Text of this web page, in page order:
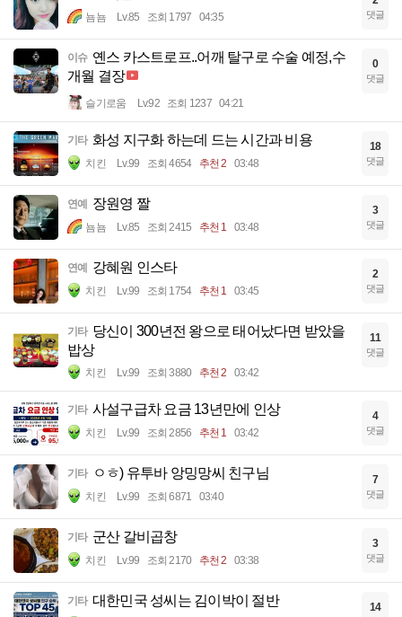
뇸뇸 Lv.85 조회 1797 04:35 댓글
이슈 옌스 카스트로프..어깨 탈구로 수술 예정,수
개월 결장
슬기로움 Lv.92 조회 1237 04:21
0
댓글
기타 화성 지구화 하는데 드는 시간과 비용
치킨 Lv.99 조회 4654 추천 2 03:48
18
댓글
연예 장원영 짤
뇸뇸 Lv.85 조회 2415 추천 1 03:48
3
댓글
연예 강혜원 인스타
치킨 Lv.99 조회 1754 추천 1 03:45
2
댓글
기타 당신이 300년전 왕으로 태어났다면 받았을
밥상
치킨 Lv.99 조회 3880 추천 2 03:42
11
댓글
기타 사설구급차 요금 13년만에 인상
치킨 Lv.99 조회 2856 추천 1 03:42
4
댓글
기타 ㅇㅎ) 유투바 앙밍망씨 친구님
치킨 Lv.99 조회 6871 03:40
7
댓글
기타 군산 갈비곱창
치킨 Lv.99 조회 2170 추천 2 03:38
3
댓글
기타 대한민국 성씨는 김이박이 절반 14